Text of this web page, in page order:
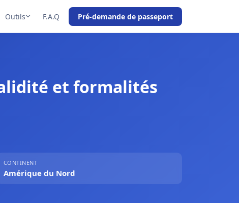
Outils F.A.Q Pré-demande de passeport
et formalités
CONTINENT
Amérique du Nord